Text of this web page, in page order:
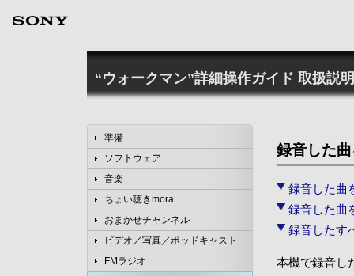
“ウォークマン”詳細操作ガイド 取扱説
準備
ソフトウェア
音楽
ちょい聴きmora
おまかせチャンネル
ビデオ／写真／ポッドキャスト
FMラジオ
録音した
録音した曲
録音した曲
録音したす
本機で録音し